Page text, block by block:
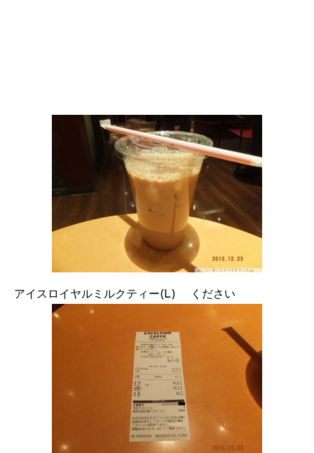
アイスロイヤルミルクティー(L) ください